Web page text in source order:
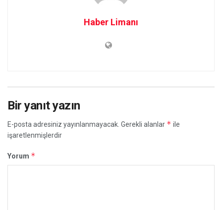
Haber Limanı
Bir yanıt yazın
E-posta adresiniz yayınlanmayacak. Gerekli alanlar * ile
işaretlenmişlerdir
Yorum *